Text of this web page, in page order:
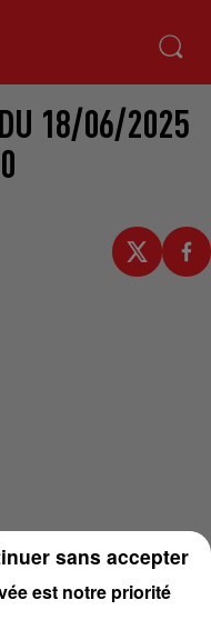
18/06/2025
est notre priorité
sans accepter